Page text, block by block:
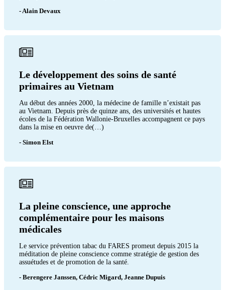
- Alain Devaux
Le développement des soins de santé
primaires au Vietnam
Au début des années 2000, la médecine de famille n’existait pas
au Vietnam. Depuis près de quinze ans, des universités et hautes
écoles de la Fédération Wallonie-Bruxelles accompagnent ce pays
dans la mise en oeuvre de(…)
- Simon Elst
La pleine conscience, une approche
complémentaire pour les maisons
médicales
Le service prévention tabac du FARES promeut depuis 2015 la
méditation de pleine conscience comme stratégie de gestion des
assuétudes et de promotion de la santé.
- Berengere Janssen, Cédric Migard, Jeanne Dupuis